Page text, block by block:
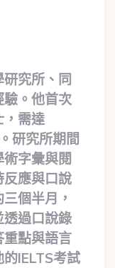
究所、同
驗。他首次
，需達
研究所期間
字彙與閱
應與口說
個半月，
過口說錄
重點與語言
IELTS考試